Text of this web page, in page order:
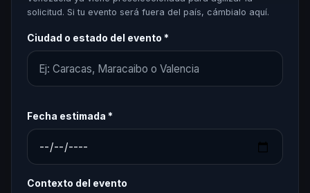
solicitud. Si tu evento será fuera del país, cámbialo aquí.
Ciudad o estado del evento *
Fecha estimada *
Contexto del evento